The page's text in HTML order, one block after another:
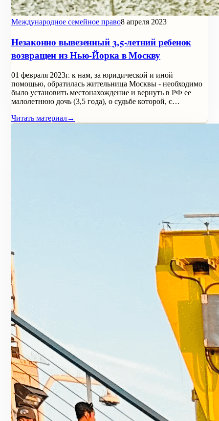
Международное семейное право8 апреля 2023
Незаконно вывезенный 3,5-летний ребенок
возвращен из Нью-Йорка в Москву
01 февраля 2023г. к нам, за юридической и иной
помощью, обратилась жительница Москвы - необходимо
было установить местонахождение и вернуть в РФ ее
малолетнюю дочь (3,5 года), о судьбе которой, с…
Читать материал→